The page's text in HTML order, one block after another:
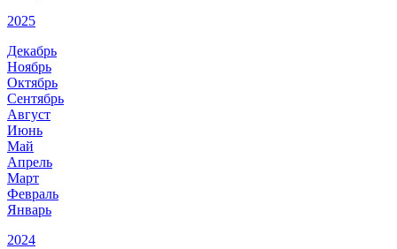
2025
Декабрь
Ноябрь
Октябрь
Сентябрь
Август
Июнь
Май
Апрель
Март
Февраль
Январь
2024